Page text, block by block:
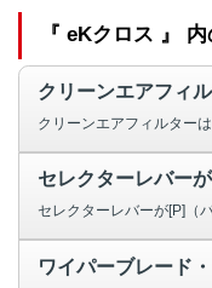
『 eKクロス 』
クリーンエアフィ
セレクターレバー
ワイパーブレード